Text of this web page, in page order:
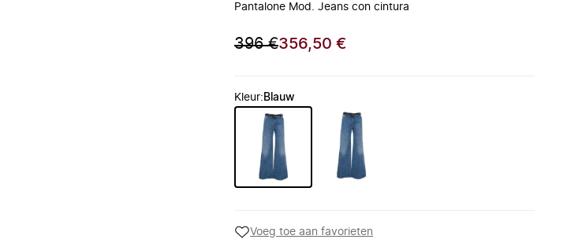
Pantalone Mod. Jeans con cintura
396 €356,50 €
Kleur: Blauw
Voeg toe aan favorieten